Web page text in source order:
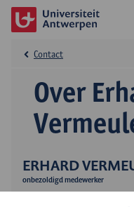
ERHARD
onbezoldigd medewerker
Over
Contact